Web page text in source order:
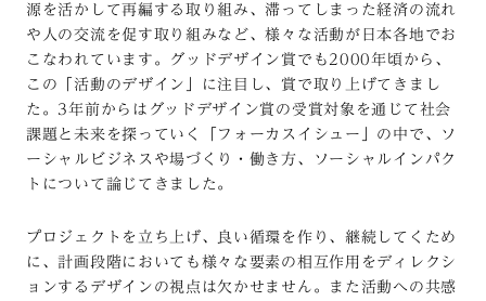
源を活かして再編する取り組み、滞ってしまった経済の流れ
や人の交流を促す取り組みなど、様々な活動が日本各地でお
こなわれています。グッドデザイン賞でも2000年頃から、
この「活動のデザイン」に注目し、賞で取り上げてきまし
た。3年前からはグッドデザイン賞の受賞対象を通じて社会
課題と未来を探っていく「フォーカスイシュー」の中で、ソ
ーシャルビジネスや場づくり・働き方、ソーシャルインパク
トについて論じてきました。
プロジェクトを立ち上げ、良い循環を作り、継続してくため
に、計画段階においても様々な要素の相互作用をディレクシ
ョンするデザインの視点は欠かせません。また活動への共感